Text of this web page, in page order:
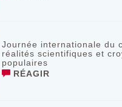
Journée internationale du
réalités scientifiques et
populaires
RÉAGIR